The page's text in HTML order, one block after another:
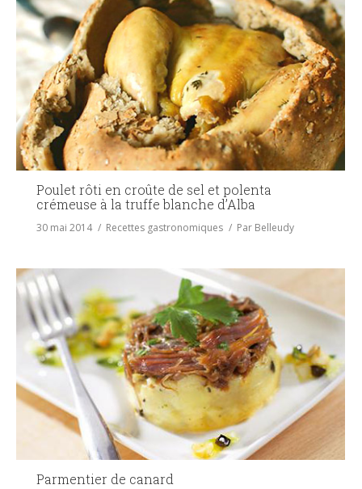
Poulet rôti en croûte de sel et polenta
crémeuse à la truffe blanche d’Alba
30 mai 2014 Recettes gastronomiques Par Belleudy
Parmentier de canard